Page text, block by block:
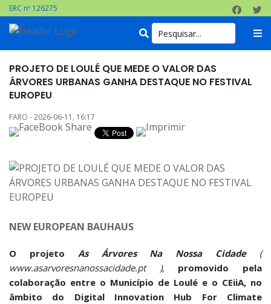
ERC nº 126275
PROJETO DE LOULÉ QUE MEDE O VALOR DAS
ÁRVORES URBANAS GANHA DESTAQUE NO FESTIVAL
EUROPEU
FARO - 2026-06-11, 16:17
NEW EUROPEAN BAUHAUS
O projeto As Árvores Na Nossa Cidade (
www.asarvoresnanossacidade.pt ), promovido pela
colaboração entre o Município de Loulé e o CEiiA, no
âmbito do Digital Innovation Hub For Climate